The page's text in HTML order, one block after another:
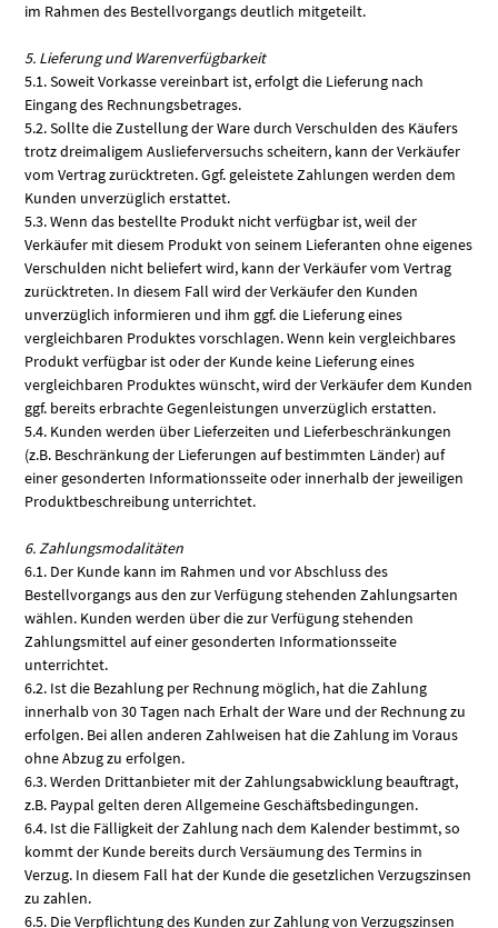
im Rahmen des Bestellvorgangs deutlich mitgeteilt.
5. Lieferung und Warenverfügbarkeit
5.1. Soweit Vorkasse vereinbart ist, erfolgt die Lieferung nach
Eingang des Rechnungsbetrages.
5.2. Sollte die Zustellung der Ware durch Verschulden des Käufers
trotz dreimaligem Auslieferversuchs scheitern, kann der Verkäufer
vom Vertrag zurücktreten. Ggf. geleistete Zahlungen werden dem
Kunden unverzüglich erstattet.
5.3. Wenn das bestellte Produkt nicht verfügbar ist, weil der
Verkäufer mit diesem Produkt von seinem Lieferanten ohne eigenes
Verschulden nicht beliefert wird, kann der Verkäufer vom Vertrag
zurücktreten. In diesem Fall wird der Verkäufer den Kunden
unverzüglich informieren und ihm ggf. die Lieferung eines
vergleichbaren Produktes vorschlagen. Wenn kein vergleichbares
Produkt verfügbar ist oder der Kunde keine Lieferung eines
vergleichbaren Produktes wünscht, wird der Verkäufer dem Kunden
ggf. bereits erbrachte Gegenleistungen unverzüglich erstatten.
5.4. Kunden werden über Lieferzeiten und Lieferbeschränkungen
(z.B. Beschränkung der Lieferungen auf bestimmten Länder) auf
einer gesonderten Informationsseite oder innerhalb der jeweiligen
Produktbeschreibung unterrichtet.
6. Zahlungsmodalitäten
6.1. Der Kunde kann im Rahmen und vor Abschluss des
Bestellvorgangs aus den zur Verfügung stehenden Zahlungsarten
wählen. Kunden werden über die zur Verfügung stehenden
Zahlungsmittel auf einer gesonderten Informationsseite
unterrichtet.
6.2. Ist die Bezahlung per Rechnung möglich, hat die Zahlung
innerhalb von 30 Tagen nach Erhalt der Ware und der Rechnung zu
erfolgen. Bei allen anderen Zahlweisen hat die Zahlung im Voraus
ohne Abzug zu erfolgen.
6.3. Werden Drittanbieter mit der Zahlungsabwicklung beauftragt,
z.B. Paypal gelten deren Allgemeine Geschäftsbedingungen.
6.4. Ist die Fälligkeit der Zahlung nach dem Kalender bestimmt, so
kommt der Kunde bereits durch Versäumung des Termins in
Verzug. In diesem Fall hat der Kunde die gesetzlichen Verzugszinsen
zu zahlen.
6.5. Die Verpflichtung des Kunden zur Zahlung von Verzugszinsen